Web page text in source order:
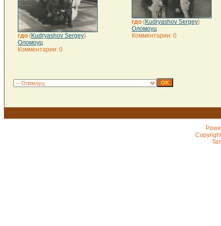
гдо (Kudryashov Sergey)
Оломоуц
Комментарии: 0
гдо (Kudryashov Sergey)
Оломоуц
Комментарии: 0